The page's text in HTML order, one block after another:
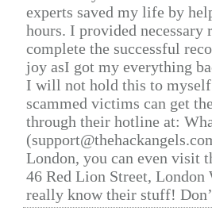
experts saved my life by
hours. I provided
complete the successful
joy asI got my everything
I will not hold this to
scammed victims can get
through their hotline at:
London, you can even visit
46 Red Lion Street, London
really know their stuff!